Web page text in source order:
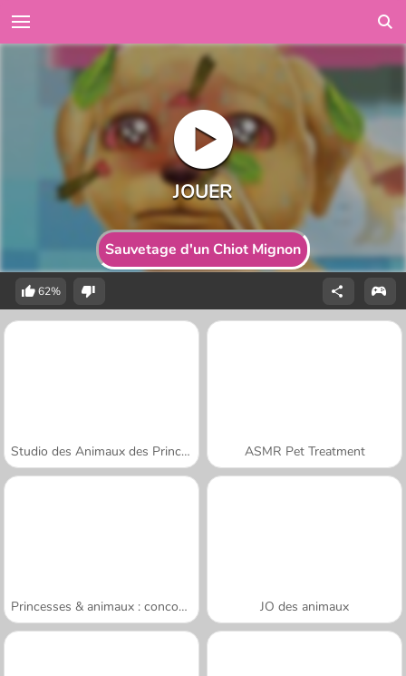
Sauvetage d'un Chiot Mignon
62%
Studio des Animaux des Princesses ASMR Pet Treatment
Princesses & animaux : concours photos JO des animaux